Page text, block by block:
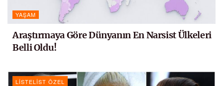
YAŞAM
Araştırmaya Göre Dünyanın En Narsist Ülkeleri
Belli Oldu!
LISTELIST ÖZEL